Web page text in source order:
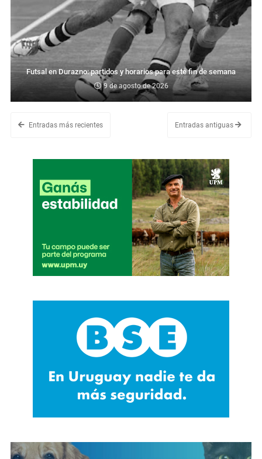
Futsal en Durazno: partidos y horarios para este fin de semana
9 de agosto de 2026
Entradas más recientes Entradas antiguas